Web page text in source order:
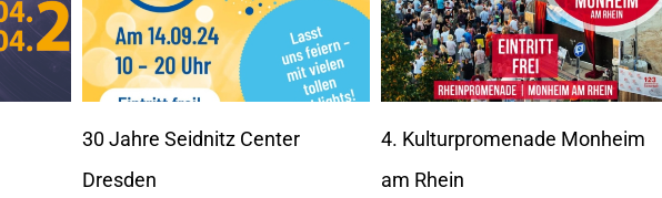
4. Kulturpromenade Monheim
am Rhein
Tourneeauftakt 2024
April 3rd, 2024